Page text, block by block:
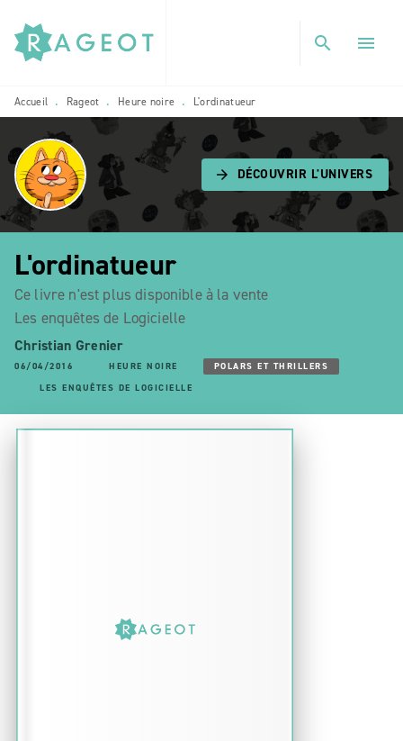
MENU RECHERCHE
PIED DE PAGE
search menu
Accueil • Rageot • Heure noire • L'ordinatueur
arrow_forward DÉCOUVRIR L'UNIVERS
L'ordinatueur
Ce livre n'est plus disponible à la vente
Les enquêtes de Logicielle
Christian Grenier
06/04/2016 HEURE NOIRE
POLARS ET THRILLERS
LES ENQUÊTES DE LOGICIELLE